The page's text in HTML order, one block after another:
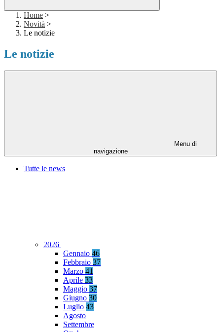
Home >
Novità >
Le notizie
Le notizie
Menu di
navigazione
Tutte le news
2026
Gennaio 46
Febbraio 37
Marzo 41
Aprile 33
Maggio 37
Giugno 30
Luglio 43
Agosto
Settembre